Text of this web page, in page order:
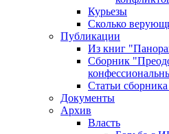
Курьезы
Сколько
Публикации
Из книг
Сборник
Статьи
Документы
Архив
Власть